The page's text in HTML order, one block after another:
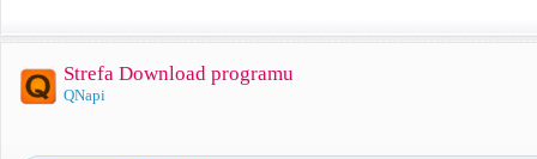
Strefa Download programu
QNapi